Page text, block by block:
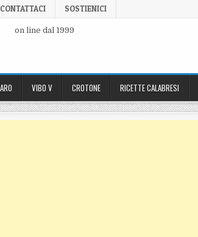
CONTATTACI SOSTIENICI
on line dal 1999
VIBO V CROTONE RICETTE CALABRESI